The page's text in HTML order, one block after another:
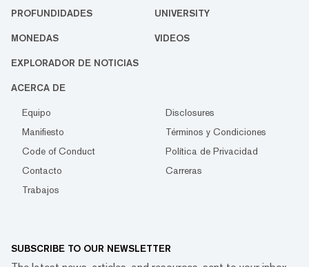
PROFUNDIDADES UNIVERSITY
MONEDAS VIDEOS
EXPLORADOR DE NOTICIAS
ACERCA DE
Equipo
Disclosures
Manifiesto
Términos y Condiciones
Code of Conduct
Política de Privacidad
Contacto
Carreras
Trabajos
SUBSCRIBE TO OUR NEWSLETTER